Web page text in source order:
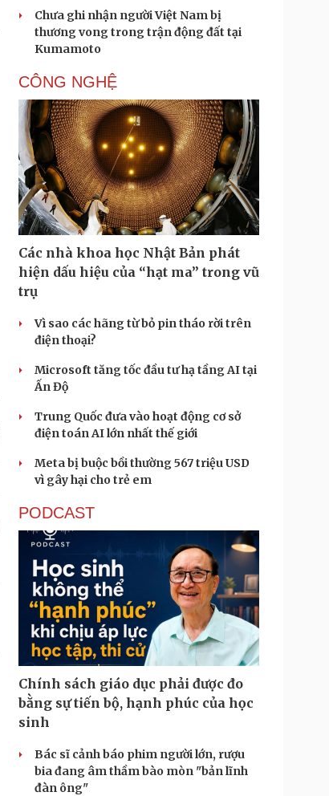
Chưa ghi nhận người Việt Nam bị
thương vong trong trận động đất tại
Kumamoto
CÔNG NGHỆ
Các nhà khoa học Nhật Bản phát
hiện dấu hiệu của “hạt ma” trong vũ
trụ
Vì sao các hãng từ bỏ pin tháo rời trên
điện thoại?
Microsoft tăng tốc đầu tư hạ tầng AI tại
Ấn Độ
Trung Quốc đưa vào hoạt động cơ sở
điện toán AI lớn nhất thế giới
Meta bị buộc bồi thường 567 triệu USD
vì gây hại cho trẻ em
PODCAST
Chính sách giáo dục phải được đo
bằng sự tiến bộ, hạnh phúc của học
sinh
Bác sĩ cảnh báo phim người lớn, rượu
bia đang âm thầm bào mòn "bản lĩnh
đàn ông"